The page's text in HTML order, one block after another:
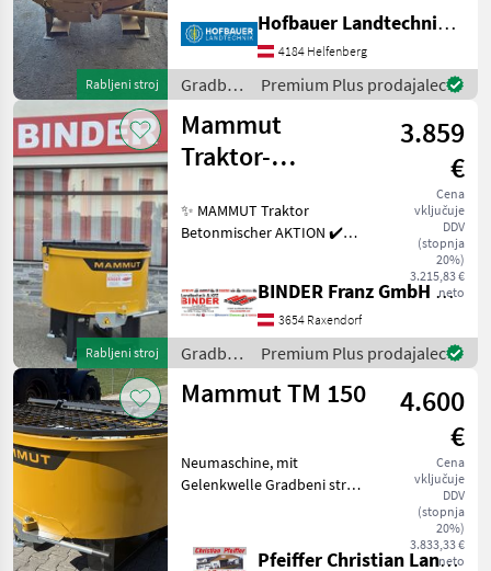
MARKETPLACE
Marketplace
Ponudbe
trgovcev oglasi
Rabljeni stroj
Dreipunkt-Aufnahme ,
Schwenkrutsche mit
Verlängerung , ... Sofort
Verfügbar !!
Hofbauer Landtechnik GmbH
4184 Helfenberg
Gradbeni
stroji /
Mammut
Premium Plus prodajalec
Rabljeni stroj
Mammut
Traktor-
TM 125 lagernd
3.859
€
Cena
vključuje
DDV
(stopnja
20%)
3.215,83 €
neto
✨ MAMMUT Traktor
Betonmischer AKTION ✔️
serienmäßiger Ausführung
✔️ Serienmäßig wird der
TURBO MIX ✔️ mittels Trakt
BINDER Franz GmbH & CoKG
3654 Raxendorf
Gradbeni
stroji /
Mammut
Premium Plus prodajalec
Mammut TM 150
4.600
€
Cena
vključuje
DDV
(stopnja
20%)
3.833,33 €
neto
Neumaschine, mit
Gelenkwelle Gradbeni stroji
Pfeiffer Christian Landtechnik